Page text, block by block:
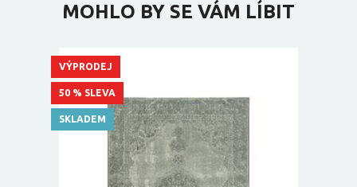
MOHLO BY SE VÁM LÍBIT
VÝPRODEJ
50 % SLEVA
SKLADEM